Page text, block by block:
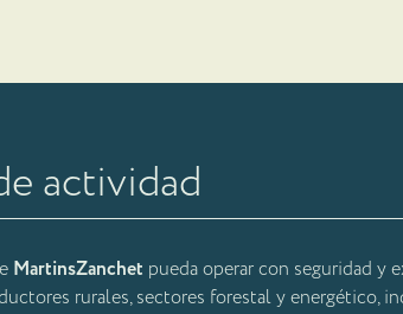
actividad
MartinsZanchet pueda operar con seguridad y
rurales, sectores forestal y energético,